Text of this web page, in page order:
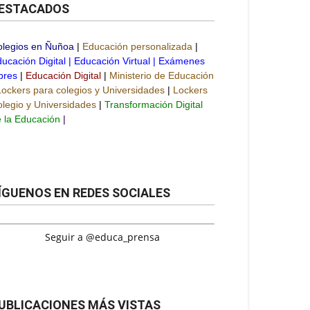
en Ñuñoa | Educación personalizada |
Digital | Educación Virtual | Exámenes
| Educación Digital | Ministerio de Educación
para colegios y Universidades | Lockers
y Universidades | Transformación Digital
la Educación |
EN REDES SOCIALES
Seguir a @educa_prensa
MÁS VISTAS